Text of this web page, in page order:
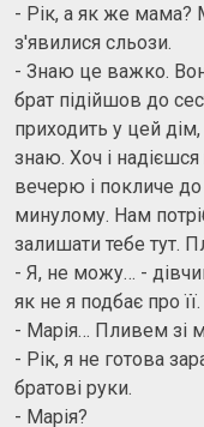
- Рік, а як же мама?
з'явилися сльози.
- Знаю це важко.
брат підійшов до
приходить у цей
знаю. Хоч і
вечерю і покличе
минулому. Нам
залишати тебе тут.
- Я, не можу… -
як не я подбає про її.
- Марія… Пливем зі
- Рік, я не готова
братові руки.
- Марія?